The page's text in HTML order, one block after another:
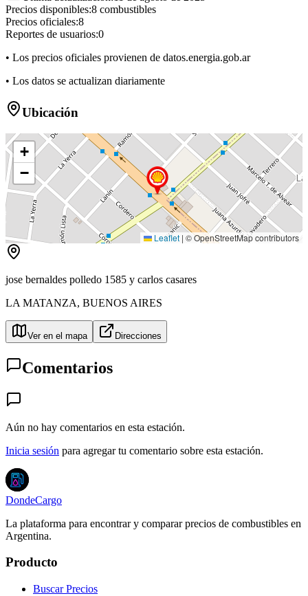
Precios disponibles:8 combustibles
Precios oficiales:8
Reportes de usuarios:0
• Los precios oficiales provienen de datos.energia.gob.ar
• Los datos se actualizan diariamente
Ubicación
+
−
Leaflet | © OpenStreetMap contributors
jose bernaldes polledo 1585 y carlos casares
LA MATANZA, BUENOS AIRES
Ver en el mapa Direcciones
Comentarios
Aún no hay comentarios en esta estación.
Inicia sesión para agregar tu comentario sobre esta estación.
DondeCargo
La plataforma para encontrar y comparar precios de combustibles en
Argentina.
Producto
Buscar Precios